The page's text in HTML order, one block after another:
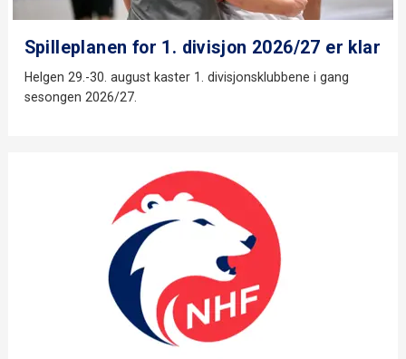
Spilleplanen for 1. divisjon 2026/27 er klar
Helgen 29.-30. august kaster 1. divisjonsklubbene i gang
sesongen 2026/27.